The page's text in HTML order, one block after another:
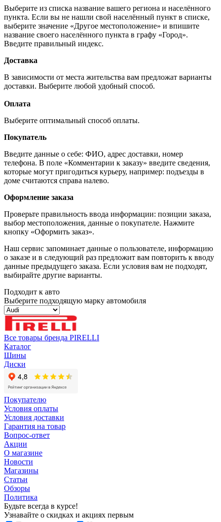
Выберите из списка название вашего региона и населённого
пункта. Если вы не нашли свой населённый пункт в списке,
выберите значение «Другое местоположение» и впишите
название своего населённого пункта в графу «Город».
Введите правильный индекс.
Доставка
В зависимости от места жительства вам предложат варианты
доставки. Выберите любой удобный способ.
Оплата
Выберите оптимальный способ оплаты.
Покупатель
Введите данные о себе: ФИО, адрес доставки, номер
телефона. В поле «Комментарии к заказу» введите сведения,
которые могут пригодиться курьеру, например: подъезды в
доме считаются справа налево.
Оформление заказа
Проверьте правильность ввода информации: позиции заказа,
выбор местоположения, данные о покупателе. Нажмите
кнопку «Оформить заказ».
Наш сервис запоминает данные о пользователе, информацию
о заказе и в следующий раз предложит вам повторить к вводу
данные предыдущего заказа. Если условия вам не подходят,
выбирайте другие варианты.
Подходит к авто
Выберите подходящую марку автомобиля
Все товары бренда PIRELLI
Каталог
Шины
Диски
Покупателю
Условия оплаты
Условия доставки
Гарантия на товар
Вопрос-ответ
Акции
О магазине
Новости
Магазины
Статьи
Обзоры
Политика
Будьте всегда в курсе!
Узнавайте о скидках и акциях первым